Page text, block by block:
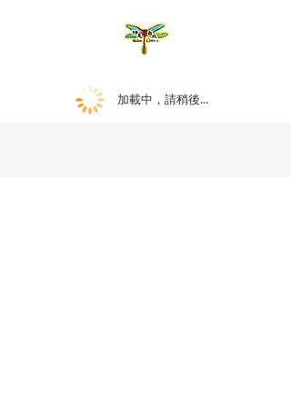
加載中，請稍後...